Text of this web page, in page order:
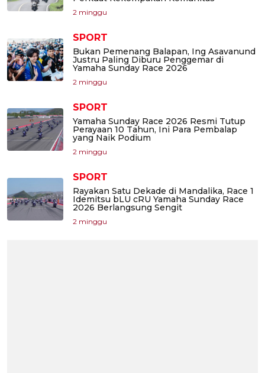
2 minggu
SPORT
Bukan Pemenang Balapan, Ing Asavanund
Justru Paling Diburu Penggemar di
Yamaha Sunday Race 2026
2 minggu
SPORT
Yamaha Sunday Race 2026 Resmi Tutup
Perayaan 10 Tahun, Ini Para Pembalap
yang Naik Podium
2 minggu
SPORT
Rayakan Satu Dekade di Mandalika, Race 1
Idemitsu bLU cRU Yamaha Sunday Race
2026 Berlangsung Sengit
2 minggu